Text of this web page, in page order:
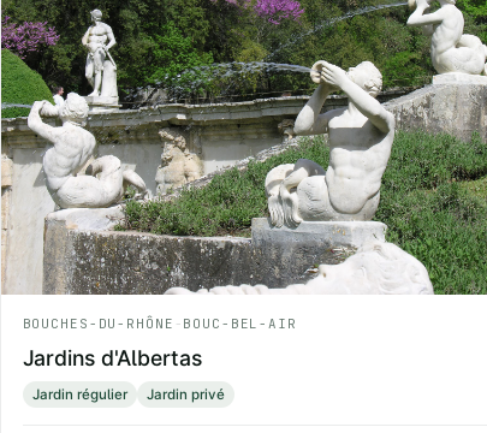
BOUCHES-DU-RHÔNE - BOUC-BEL-AIR
Jardins d'Albertas
Jardin régulier Jardin privé